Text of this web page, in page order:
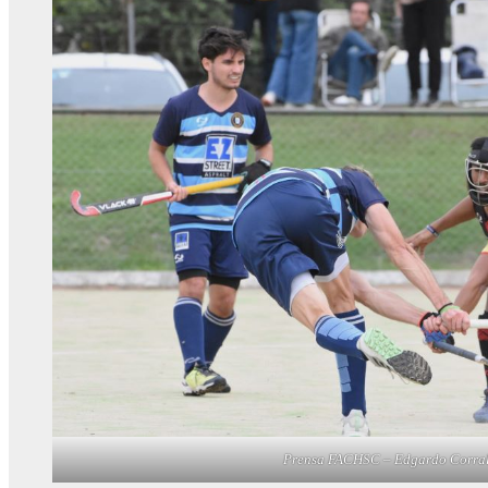
Prensa FACHSC – Edgardo